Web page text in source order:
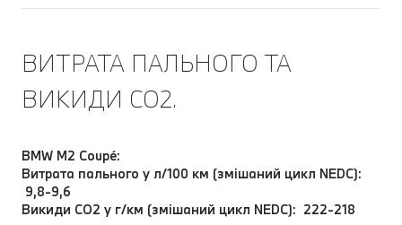
ВИТРАТА ПАЛЬНОГО ТА
ВИКИДИ CO2.
BMW M2 Coupé:
Витрата пального у л/100 км (змішаний цикл NEDC):
9,8-9,6
Викиди CO2 у г/км (змішаний цикл NEDC): 222-218